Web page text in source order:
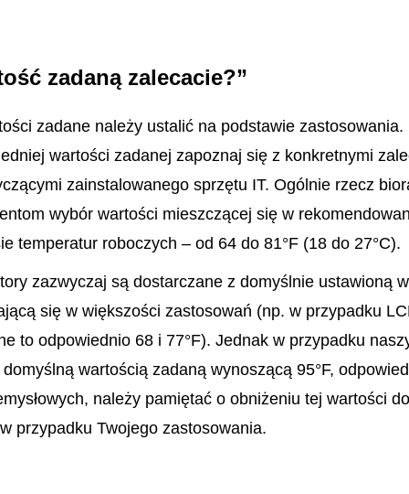
zadaną zalecacie?”
zadane należy ustalić na podstawie
wartości zadanej zapoznaj się z konkretnymi
zainstalowanego sprzętu IT. Ogólnie rzecz
wybór wartości mieszczącej się w
temperatur roboczych – od 64 do 81°F (18 do 27°C).
zazwyczaj są dostarczane z domyślnie ustawioną
się w większości zastosowań (np. w przypadku
to odpowiednio 68 i 77°F). Jednak w przypadku
wartością zadaną wynoszącą 95°F,
należy pamiętać o obniżeniu tej wartości
przypadku Twojego zastosowania.